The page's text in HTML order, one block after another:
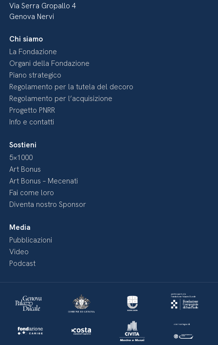
Via Serra Gropallo 4
Genova Nervi
Chi siamo
La Fondazione
Organi della Fondazione
Piano strategico
Regolamento per la tutela del decoro
Regolamento per l’acquisizione
Progetto PNRR
Info e contatti
Sostieni
5×1000
Art Bonus
Art Bonus – Mecenati
Fai come loro
Diventa nostro Sponsor
Media
Pubblicazioni
Video
Podcast